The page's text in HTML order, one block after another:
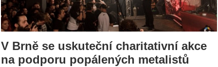
V Brně se uskuteční charitativní akce
na podporu popálených metalistů